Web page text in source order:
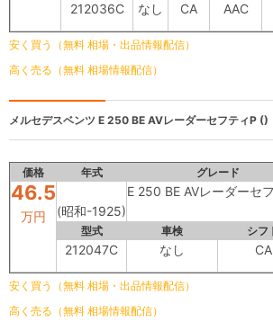
212036C なし CA AAC
安く買う（無料 相場・出品情報配信）
高く売る（無料 相場情報配信）
メルセデスベンツ E 250 BE AVレーダーセフティP ()
価格 年式 グレード
46.5
万円 (昭和-1925)
E 250 BE AVレーダーセ
型式 車検 シフ
212047C なし CA
安く買う（無料 相場・出品情報配信）
高く売る（無料 相場情報配信）